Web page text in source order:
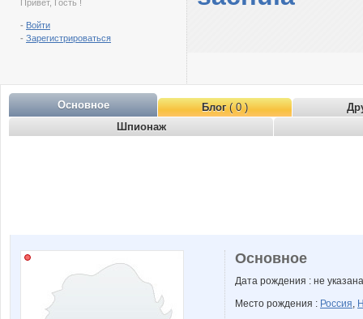
Привет, Гость !
- Войти
- Зарегистрироваться
Основное Блог( 0 )
Шпионаж
Основное
Дата рождения : не указана
Место рождения : Россия,